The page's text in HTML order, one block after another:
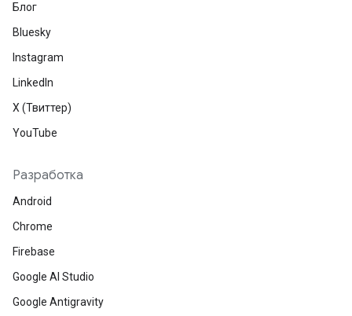
Блог
Bluesky
Instagram
LinkedIn
X (Твиттер)
YouTube
Разработка
Android
Chrome
Firebase
Google AI Studio
Google Antigravity